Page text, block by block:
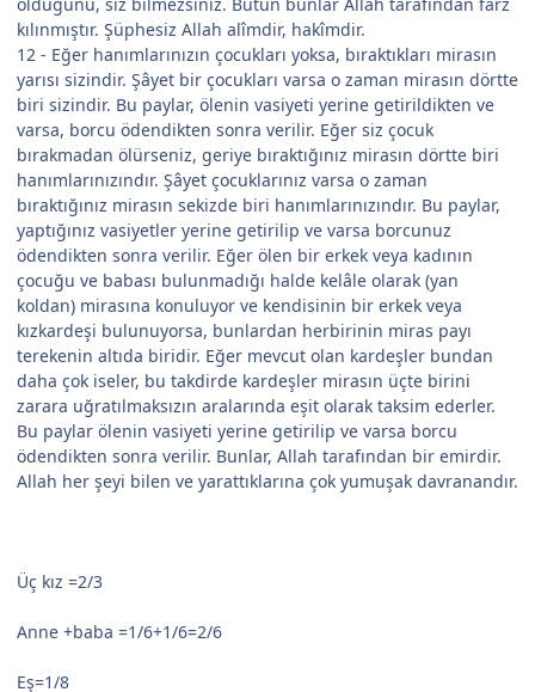
olduğunu, siz bilmezsiniz. Bütün bunlar Allah tarafından farz
kılınmıştır. Şüphesiz Allah alîmdir, hakîmdir.
12 - Eğer hanımlarınızın çocukları yoksa, bıraktıkları mirasın
yarısı sizindir. Şâyet bir çocukları varsa o zaman mirasın dörtte
biri sizindir. Bu paylar, ölenin vasiyeti yerine getirildikten ve
varsa, borcu ödendikten sonra verilir. Eğer siz çocuk
bırakmadan ölürseniz, geriye bıraktığınız mirasın dörtte biri
hanımlarınızındır. Şâyet çocuklarınız varsa o zaman
bıraktığınız mirasın sekizde biri hanımlarınızındır. Bu paylar,
yaptığınız vasiyetler yerine getirilip ve varsa borcunuz
ödendikten sonra verilir. Eğer ölen bir erkek veya kadının
çocuğu ve babası bulunmadığı halde kelâle olarak (yan
koldan) mirasına konuluyor ve kendisinin bir erkek veya
kızkardeşi bulunuyorsa, bunlardan herbirinin miras payı
terekenin altıda biridir. Eğer mevcut olan kardeşler bundan
daha çok iseler, bu takdirde kardeşler mirasın üçte birini
zarara uğratılmaksızın aralarında eşit olarak taksim ederler.
Bu paylar ölenin vasiyeti yerine getirilip ve varsa borcu
ödendikten sonra verilir. Bunlar, Allah tarafından bir emirdir.
Allah her şeyi bilen ve yarattıklarına çok yumuşak davranandır.
Üç kız =2/3
Anne +baba =1/6+1/6=2/6
Eş=1/8